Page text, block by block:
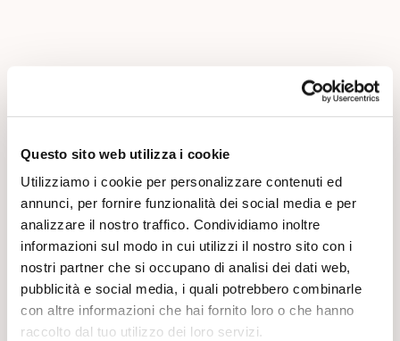
Questo sito web utilizza i cookie
Utilizziamo i cookie per personalizzare contenuti ed
annunci, per fornire funzionalità dei social media e per
analizzare il nostro traffico. Condividiamo inoltre
informazioni sul modo in cui utilizzi il nostro sito con i
nostri partner che si occupano di analisi dei dati web,
pubblicità e social media, i quali potrebbero combinarle
con altre informazioni che hai fornito loro o che hanno
raccolto dal tuo utilizzo dei loro servizi.